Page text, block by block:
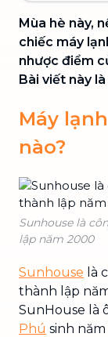
Mùa hè này,
chiếc máy
nhược điểm
Bài viết này
Máy
nào?
Sunhouse là
lập năm 2000
Sunhouse là
thành lập
SunHouse là
Phú sinh năm